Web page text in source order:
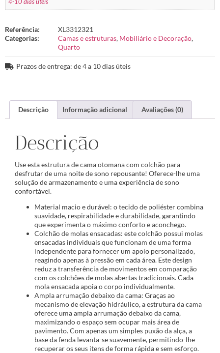
4-10 dias úteis
Referência:
XL3312321
Categorias:
Camas e estruturas, Mobiliário e Decoração,
Quarto
Prazos de entrega: de 4 a 10 dias úteis
Descrição Informação adicional Avaliações (0)
Descrição
Use esta estrutura de cama otomana com colchão para
desfrutar de uma noite de sono repousante! Oferece-lhe uma
solução de armazenamento e uma experiência de sono
confortável.
Material macio e durável: o tecido de poliéster combina
suavidade, respirabilidade e durabilidade, garantindo
que experimenta o máximo conforto e aconchego.
Colchão de molas ensacadas: este colchão possui molas
ensacadas individuais que funcionam de uma forma
independente para fornecer um apoio personalizado,
reagindo apenas à pressão em cada área. Este design
reduz a transferência de movimentos em comparação
com os colchões de molas abertas tradicionais. Cada
mola ensacada apoia o corpo individualmente.
Ampla arrumação debaixo da cama: Graças ao
mecanismo de elevação hidráulico, a estrutura da cama
oferece uma ampla arrumação debaixo da cama,
maximizando o espaço sem ocupar mais área de
pavimento. Com apenas um simples puxão da alça, a
base da fenda levanta-se suavemente, permitindo-lhe
recuperar os seus itens de forma rápida e sem esforço.